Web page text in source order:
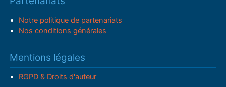
Notre politique de partenariats
Nos conditions générales
Mentions légales
RGPD & Droits d'auteur